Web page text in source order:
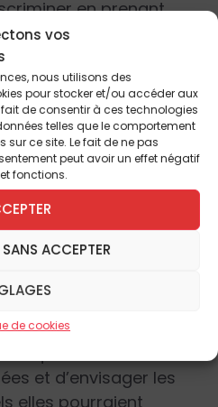
vos
nous utilisons des
pour stocker et/ou accéder aux
de consentir à ces technologies
telles que le comportement
ce site. Le fait de ne pas
peut avoir un effet négatif
fonctions.
ACCEPTER
de cookies
en prenant
qui sont en fait
te
de discriminé
sympa, tolérante
charitable pour un sou,
ne refusera plus ta
parce que tu es
parce que tu es
élémentaire bon
et d’envisager les
elles pourraient